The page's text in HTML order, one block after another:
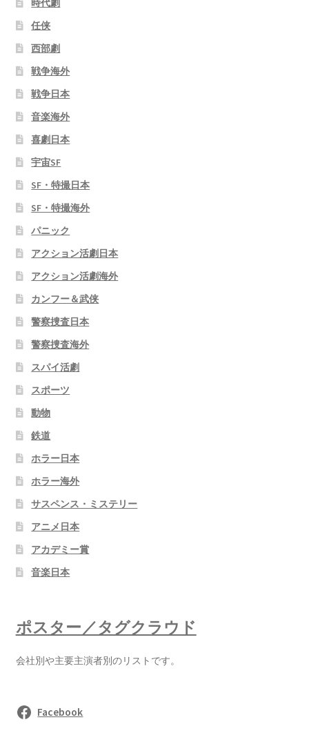
時代劇
任侠
西部劇
戦争海外
戦争日本
音楽海外
喜劇日本
宇宙SF
SF・特撮日本
SF・特撮海外
パニック
アクション活劇日本
アクション活劇海外
カンフー＆武侠
警察捜査日本
警察捜査海外
スパイ活劇
スポーツ
動物
鉄道
ホラー日本
ホラー海外
サスペンス・ミステリー
アニメ日本
アカデミー賞
音楽日本
ポスター／タグクラウド
会社別や主要主演者別のリストです。
Facebook